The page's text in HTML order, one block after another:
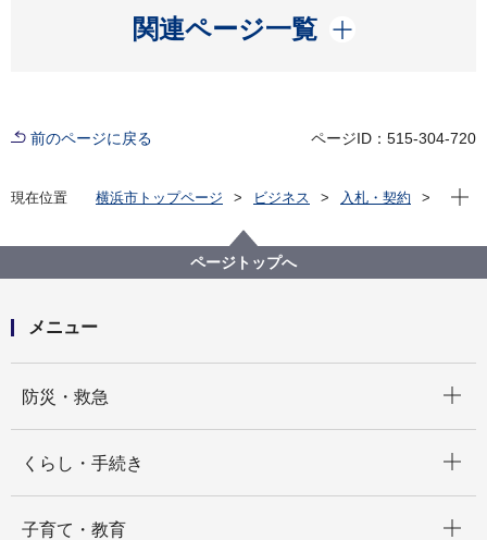
関連ページ一覧
開く
前のページに戻る ページID：515-304-720
現在位置 横浜市トップページ ビジネス
入札・契約
【入札結果掲載】【公募型指名競争入札】令和６年度
いじめ対応情報管理システム開発業務委託
現在
ページトップへ
メニュー
防災・救急
くらし・手続き
子育て・教育